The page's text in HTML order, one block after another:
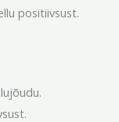
positiivsust.